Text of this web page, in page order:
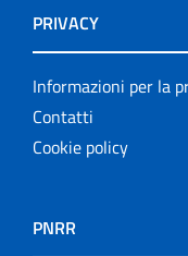
PRIVACY
Informazioni per la
Contatti
Cookie policy
PNRR